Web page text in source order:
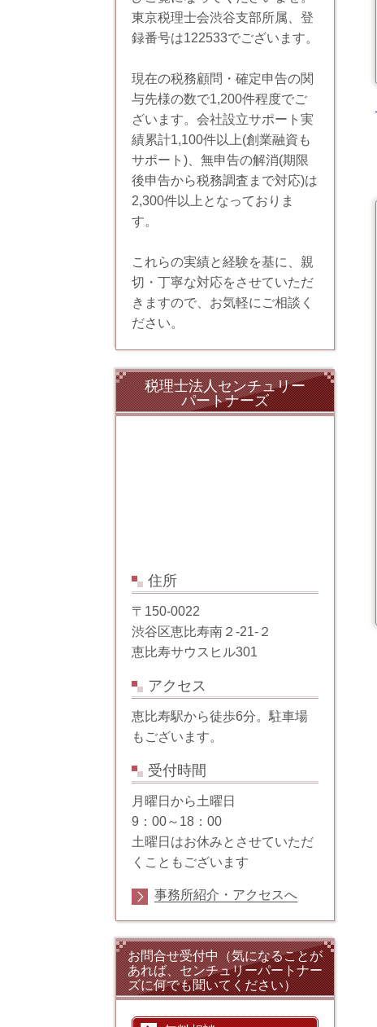
東京税理士会渋谷支部所属、登
録番号は122533でございます。
現在の税務顧問・確定申告の関
与先様の数で1,200件程度でご
ざいます。会社設立サポート実
績累計1,100件以上(創業融資も
サポート)、無申告の解消(期限
後申告から税務調査まで対応)は
2,300件以上となっておりま
す。
これらの実績と経験を基に、親
切・丁寧な対応をさせていただ
きますので、お気軽にご相談く
ださい。
税理士法人センチュリー
パートナーズ
住所
〒150-0022
渋谷区恵比寿南２-21-２
恵比寿サウスヒル301
アクセス
恵比寿駅から徒歩6分。駐車場
もございます。
受付時間
月曜日から土曜日
9：00～18：00
土曜日はお休みとさせていただ
くこともございます
事務所紹介・アクセスへ
お問合せ受付中（気になることが
あれば、センチュリーパートナー
ズに何でも聞いてください）